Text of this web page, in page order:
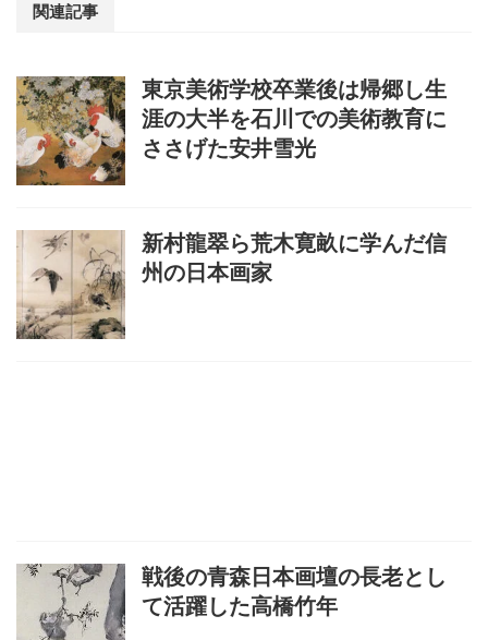
関連記事
東京美術学校卒業後は帰郷し生
涯の大半を石川での美術教育に
ささげた安井雪光
新村龍翠ら荒木寛畝に学んだ信
州の日本画家
戦後の青森日本画壇の長老とし
て活躍した高橋竹年